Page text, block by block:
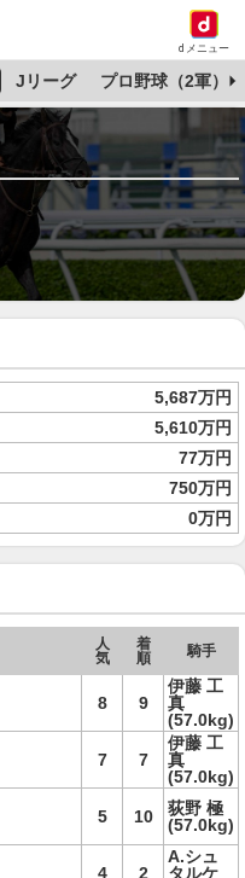
dメニュー
Jリーグ プロ野球（2軍）
5,687万円
5,610万円
77万円
750万円
0万円
人
気
着
順
騎手
8 9
伊藤 工
真
(57.0kg)
7 7
伊藤 工
真
(57.0kg)
5 10
荻野 極
(57.0kg)
4 2
A.シュ
タルケ